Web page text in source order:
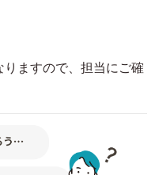
ますので、担当にご確